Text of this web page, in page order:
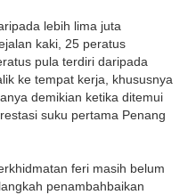
lebih lima juta
kaki, 25 peratus
pula terdiri daripada
ke tempat kerja, khususnya
demikian ketika ditemui
suku pertama Penang
feri masih belum
penambahbaikan